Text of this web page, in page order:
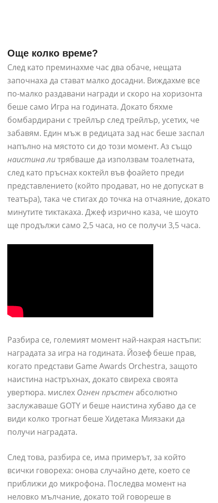
Още колко време?
След като преминахме час два обаче, нещата
започнаха да стават малко досадни. Виждахме все
по-малко раздавани награди и скоро на хоризонта
беше само Игра на годината. Докато бяхме
бомбардирани с трейлър след трейлър, усетих, че
забавям. Един мъж в редицата зад нас беше заспал
напълно на мястото си до този момент. Аз също
наистина литрябваше да използвам тоалетната,
след като пръснах коктейл във фоайето преди
представлението (който продават, но не допускат в
театъра), така че стигах до точка на отчаяние, докато
минутите тиктакаха. Джеф изрично каза, че шоуто
ще продължи само 2,5 часа, но се получи 3,5 часа.
Разбира се, големият момент най-накрая настъпи:
наградата за игра на годината. Йозеф беше прав,
когато представи Game Awards Orchestra, защото
наистина настръхнах, докато свиреха своята
увертюра. мислех Огнен пръстен абсолютно
заслужаваше GOTY и беше наистина хубаво да се
види колко трогнат беше Хидетака Миязаки да
получи наградата.
След това, разбира се, има примерът, за който
всички говореха: онова случайно дете, което се
приближи до микрофона. Последва момент на
неловко мълчание, докато той говореше в